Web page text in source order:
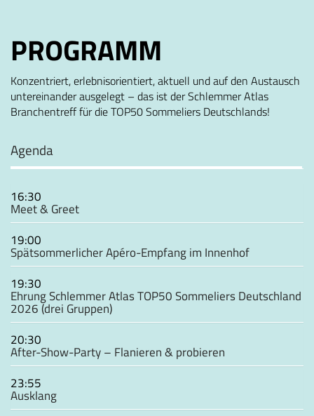
PROGRAMM
Konzentriert, erlebnisorientiert, aktuell und auf den Austausch
untereinander ausgelegt – das ist der Schlemmer Atlas
Branchentreff für die TOP50 Sommeliers Deutschlands!
Agenda
16:30
Meet & Greet
19:00
Spätsommerlicher Apéro-Empfang im Innenhof
19:30
Ehrung Schlemmer Atlas TOP50 Sommeliers Deutschland
2026 (drei Gruppen)
20:30
After-Show-Party – Flanieren & probieren
23:55
Ausklang